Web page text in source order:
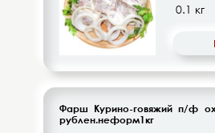
Фарш Курино-говяжий п/ф
рублен.неформ1кг